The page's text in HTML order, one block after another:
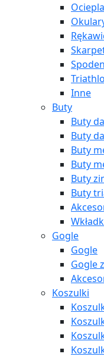
Inne
Buty
Buty
Buty
Buty
Buty
Buty
Buty
Gogle
Gogle
Gogle
Koszulki